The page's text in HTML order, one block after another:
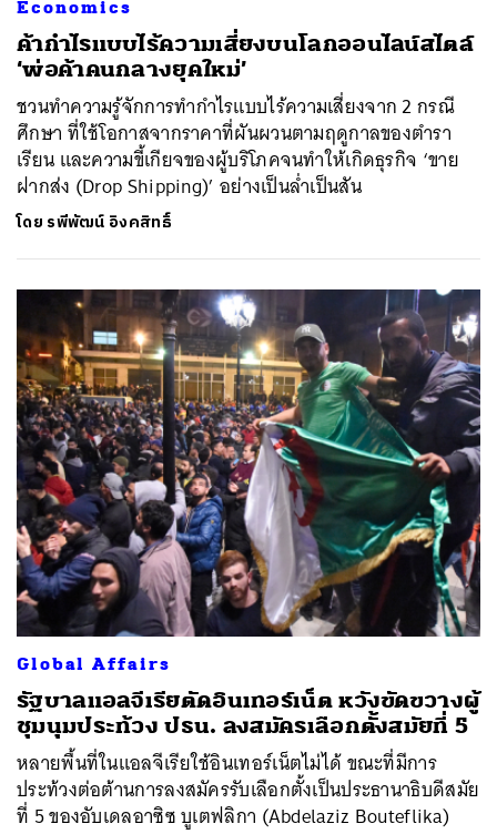
Economics
ค้ากำไรแบบไร้ความเสี่ยงบนโลกออนไลน์สไตล์
‘พ่อค้าคนกลางยุคใหม่’
ชวนทำความรู้จักการทำกำไรแบบไร้ความเสี่ยงจาก 2 กรณี
ศึกษา ที่ใช้โอกาสจากราคาที่ผันผวนตามฤดูกาลของตำรา
เรียน และความขี้เกียจของผู้บริโภคจนทำให้เกิดธุรกิจ ‘ขาย
ฝากส่ง (Drop Shipping)’ อย่างเป็นล่ำเป็นสัน
โดย รพีพัฒน์ อิงคสิทธิ์
Global Affairs
รัฐบาลแอลจีเรียตัดอินเทอร์เน็ต หวังขัดขวางผู้
ชุมนุมประท้วง ปธน. ลงสมัครเลือกตั้งสมัยที่ 5
หลายพื้นที่ในแอลจีเรียใช้อินเทอร์เน็ตไม่ได้ ขณะที่มีการ
ประท้วงต่อต้านการลงสมัครรับเลือกตั้งเป็นประธานาธิบดีสมัย
ที่ 5 ของอับเดลอาซิซ บูเตฟลิกา (Abdelaziz Bouteflika)
ค้นหา
SHARE TWEET LINE EMAIL